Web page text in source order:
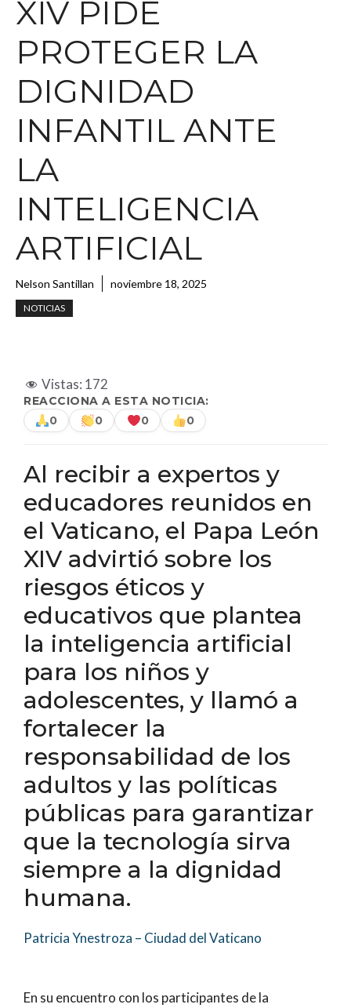
XIV PIDE
PROTEGER LA
DIGNIDAD
INFANTIL ANTE
LA
INTELIGENCIA
ARTIFICIAL
Nelson Santillan noviembre 18, 2025
NOTICIAS
Vistas: 172
REACCIONA A ESTA NOTICIA:
0
0 0 0
Al recibir a expertos y
educadores reunidos en
el Vaticano, el Papa León
XIV advirtió sobre los
riesgos éticos y
educativos que plantea
la inteligencia artificial
para los niños y
adolescentes, y llamó a
fortalecer la
responsabilidad de los
adultos y las políticas
públicas para garantizar
que la tecnología sirva
siempre a la dignidad
humana.
Patricia Ynestroza – Ciudad del Vaticano
En su encuentro con los participantes de la